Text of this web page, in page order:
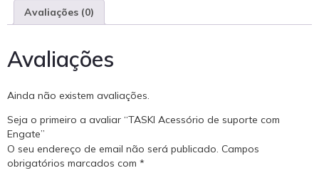
Avaliações (0)
Avaliações
Ainda não existem avaliações.
Seja o primeiro a avaliar “TASKI Acessório de suporte com
Engate”
O seu endereço de email não será publicado. Campos
obrigatórios marcados com *